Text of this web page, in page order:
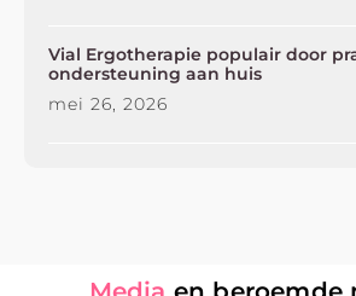
Vial Ergotherapie populair door
ondersteuning aan huis
mei 26, 2026